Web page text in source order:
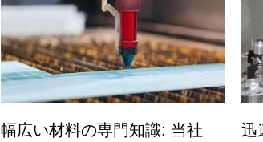
幅広い材料の専門知識: 当社
迅